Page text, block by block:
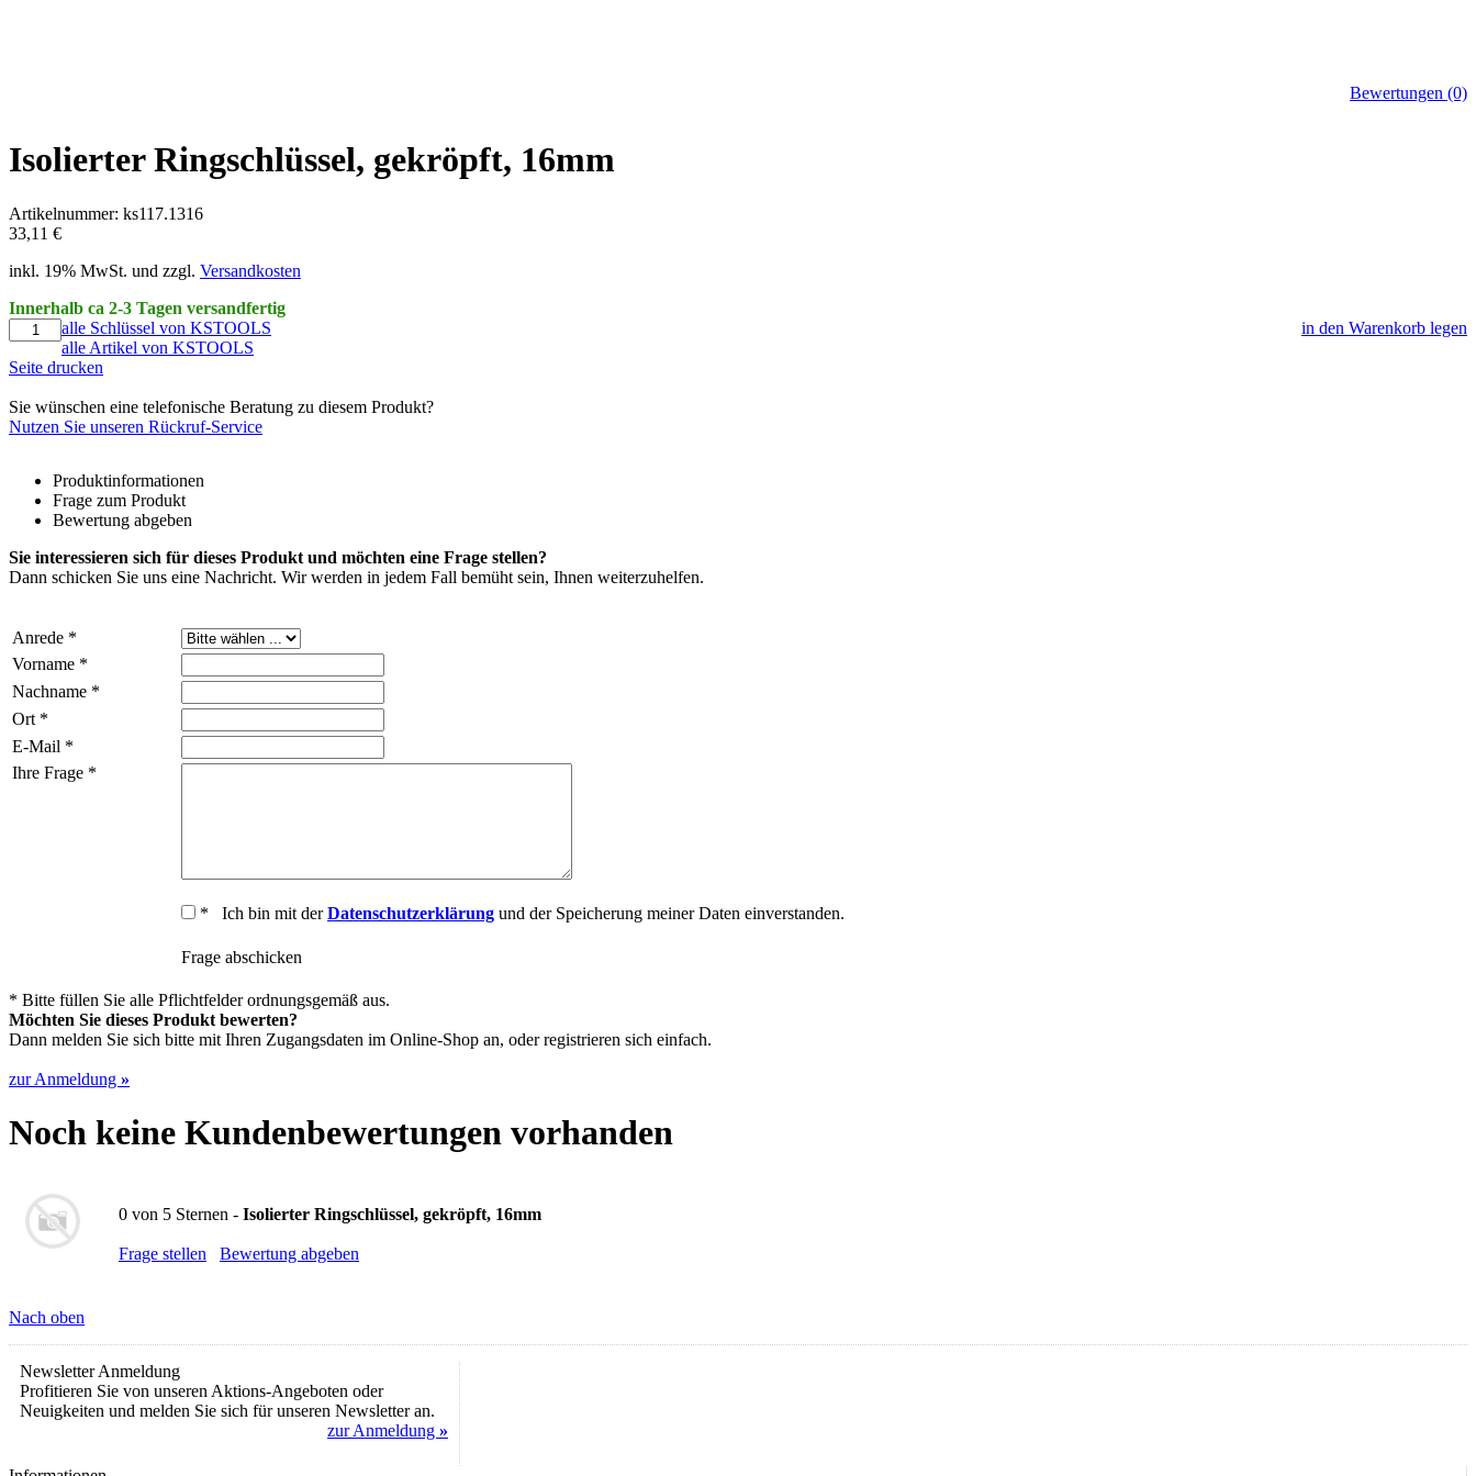
Bewertungen (0)
Isolierter Ringschlüssel, gekröpft, 16mm
Artikelnummer: ks117.1316
33,11 €
inkl. 19% MwSt. und zzgl. Versandkosten
Innerhalb ca 2-3 Tagen versandfertig
in den Warenkorb legen
alle Schlüssel von KSTOOLS
alle Artikel von KSTOOLS
Seite drucken
Sie wünschen eine telefonische Beratung zu diesem Produkt?
Nutzen Sie unseren Rückruf-Service
Produktinformationen
Frage zum Produkt
Bewertung abgeben
Sie interessieren sich für dieses Produkt und möchten eine Frage stellen?
Dann schicken Sie uns eine Nachricht. Wir werden in jedem Fall bemüht sein, Ihnen weiterzuhelfen.
Anrede *
Vorname *
Nachname *
Ort *
E-Mail *
Ihre Frage *
* Ich bin mit derDatenschutzerklärung und der Speicherung meiner Daten einverstanden.
Frage abschicken
* Bitte füllen Sie alle Pflichtfelder ordnungsgemäß aus.
Möchten Sie dieses Produkt bewerten?
Dann melden Sie sich bitte mit Ihren Zugangsdaten im Online-Shop an, oder registrieren sich einfach.
zur Anmeldung »
Noch keine Kundenbewertungen vorhanden
0 von 5 Sternen - Isolierter Ringschlüssel, gekröpft, 16mm
Frage stellen Bewertung abgeben
Nach oben
Newsletter Anmeldung
Profitieren Sie von unseren Aktions-Angeboten oder
Neuigkeiten und melden Sie sich für unseren Newsletter an.
zur Anmeldung »